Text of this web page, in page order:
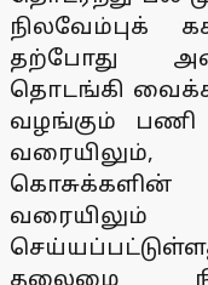
நிலவேம்புக்
தற்போது
தொடங்கி
வழங்கும் பணி
வரையிலும்,
கொசுக்களின்
தலைமை